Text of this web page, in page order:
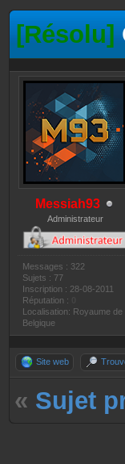
[Résolu]
Messiah93
Administrateur
Messages : 322
Sujets : 77
Inscription : 28-08-2011
Réputation :
Localisation: Royaume de
Belgique
Site web
« Sujet